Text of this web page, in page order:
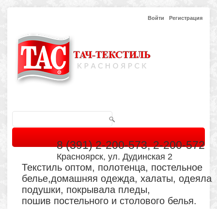
Войти Регистрация
8 (391) 2-200-573, 2-200-572
Красноярск, ул. Дудинская 2
Текстиль оптом, полотенца, постельное
белье,домашняя одежда, халаты, одеяла
подушки, покрывала пледы,
пошив постельного и столового белья.